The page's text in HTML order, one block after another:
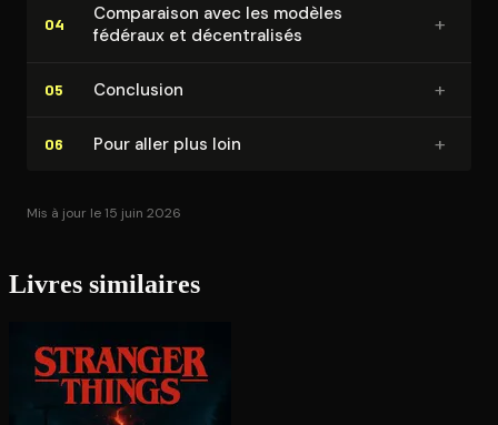
04
Comparaison avec les modèles
fédéraux et dé­cen­tra­li­sés
+
05 Conclusion +
06 Pour aller plus loin +
Mis à jour le 15 juin 2026
Livres similaires